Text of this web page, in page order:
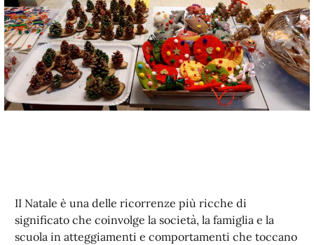
II Natale è una delle ricorrenze più ricche di
significato che coinvolge la società, la famiglia e la
scuola in atteggiamenti e comportamenti che toccano